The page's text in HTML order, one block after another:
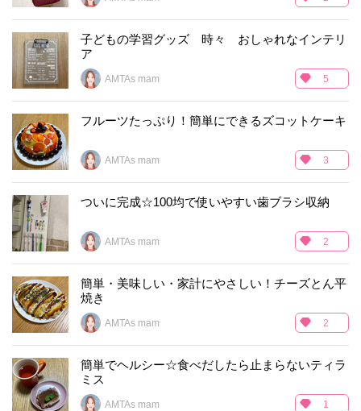
子どもの学習グッズ 時々 おしゃれなインテリ
ア
AMTAs mam 5
フルーツたっぷり！簡単にできるズコットケーキ
AMTAs mam 3
ついに完成☆100均で使いやすい歯ブラシ収納
AMTAs mam 2
簡単・美味しい・家計にやさしい！チーズとん平
焼き
AMTAs mam 2
簡単でヘルシー☆食べだしたら止まらないティラ
ミス
AMTAs mam 1